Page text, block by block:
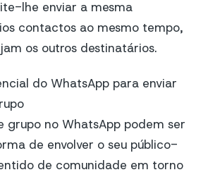
lhe enviar a mesma
contactos ao mesmo tempo,
os outros destinatários.
do WhatsApp para enviar
grupo no WhatsApp podem ser
de envolver o seu público-
de comunidade em torno